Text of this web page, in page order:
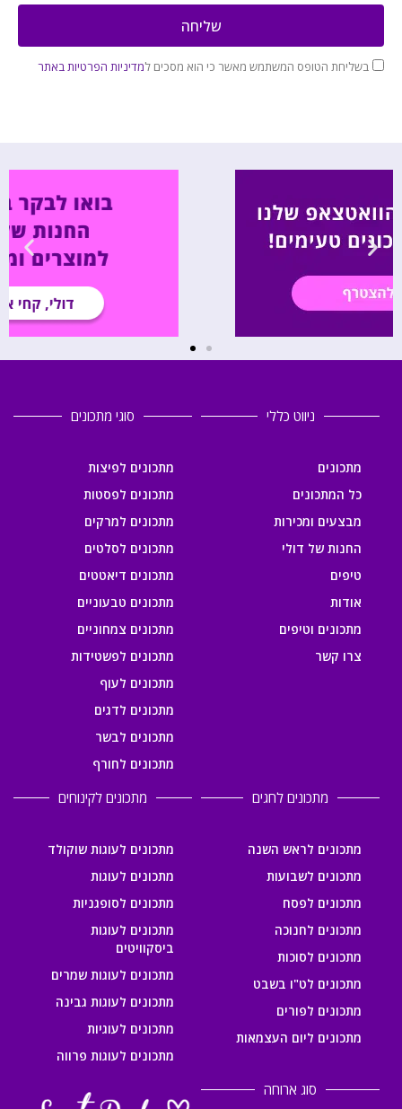
בשליחת הטופס המשתמש מאשר כי הוא מסכים למדיניות הפרטיות באתר
שליחה
ניווט כללי
מתכונים
כל המתכונים
מבצעים ומכירות
החנות של דולי
טיפים
אודות
מתכונים וטיפים
צרו קשר
סוגי מתכונים
מתכונים לפיצות
מתכונים לפסטות
מתכונים למרקים
מתכונים לסלטים
מתכונים דיאטטים
מתכונים טבעוניים
מתכונים צמחוניים
מתכונים לפשטידות
מתכונים לעוף
מתכונים לדגים
מתכונים לבשר
מתכונים לחורף
מתכונים לחגים
מתכונים לראש השנה
מתכונים לשבועות
מתכונים לפסח
מתכונים לחנוכה
מתכונים לסוכות
מתכונים לט"ו בשבט
מתכונים לפורים
מתכונים ליום העצמאות
מתכונים לקינוחים
מתכונים לעוגות שוקולד
מתכונים לעוגות
מתכונים לסופגניות
מתכונים לעוגות
ביסקוויטים
מתכונים לעוגות שמרים
מתכונים לעוגות גבינה
מתכונים לעוגיות
מתכונים לעוגות פרווה
סוג ארוחה